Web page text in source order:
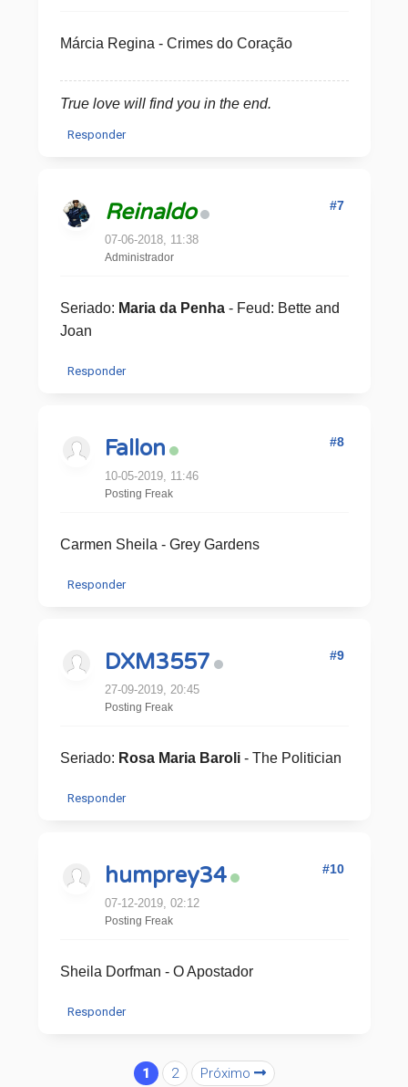
Márcia Regina - Crimes do Coração
True love will find you in the end.
Responder
Reinaldo
07-06-2018, 11:38
Administrador
#7
Seriado: Maria da Penha- Feud: Bette and
Joan
Responder
Fallon
10-05-2019, 11:46
Posting Freak
#8
Carmen Sheila - Grey Gardens
Responder
DXM3557
27-09-2019, 20:45
Posting Freak
#9
Seriado: Rosa Maria Baroli- The Politician
Responder
humprey34
07-12-2019, 02:12
Posting Freak
#10
Sheila Dorfman - O Apostador
Responder
1 2 Próximo